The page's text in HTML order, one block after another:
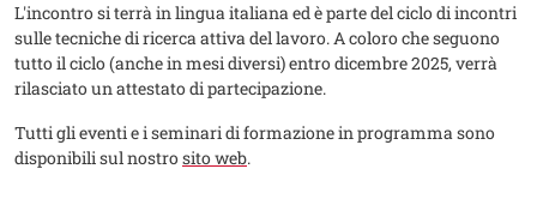
L'incontro si terrà in lingua italiana ed è parte del ciclo di incontri
sulle tecniche di ricerca attiva del lavoro. A coloro che seguono
tutto il ciclo (anche in mesi diversi) entro dicembre 2025, verrà
rilasciato un attestato di partecipazione.
​Tutti gli eventi e i seminari di formazione in programma sono
disponibili sul nostrosito web.